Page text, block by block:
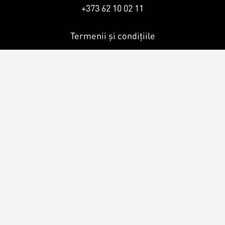
Personalized Desserts
Kalach
Cake (Slice)
+373 62 10 02 11
Termenii și condițiile